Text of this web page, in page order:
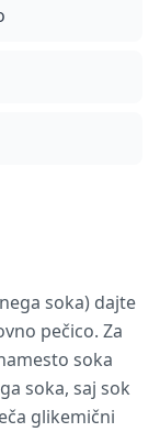
soka) dajte
pečico. Za
soka
soka, saj sok
glikemični